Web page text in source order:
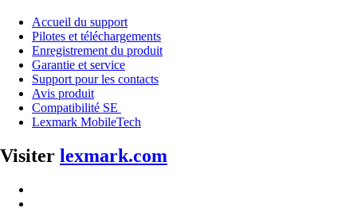
Accueil du support
Pilotes et téléchargements
Enregistrement du produit
Garantie et service
Support pour les contacts
Avis produit
Compatibilité SE
Lexmark MobileTech
Visiter lexmark.com